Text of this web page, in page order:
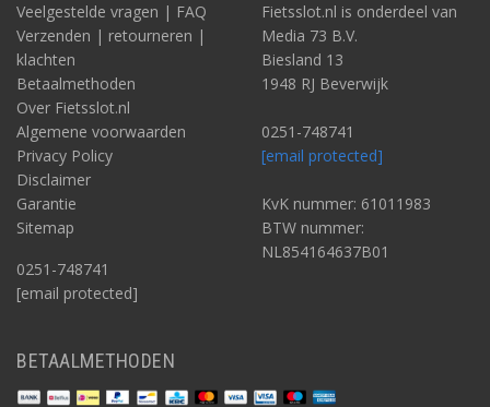
Veelgestelde vragen | FAQ
Verzenden | retourneren |
klachten
Betaalmethoden
Over Fietsslot.nl
Algemene voorwaarden
Privacy Policy
Disclaimer
Garantie
Sitemap
0251-748741
[email protected]
Fietsslot.nl is onderdeel van
Media 73 B.V.
Biesland 13
1948 RJ Beverwijk
0251-748741
[email protected]
KvK nummer: 61011983
BTW nummer:
NL854164637B01
BETAALMETHODEN